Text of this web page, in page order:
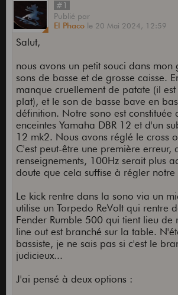
#1
Publié par
El Phaco le 20 Mai 2024, 12:59
Salut,
nous avons un petit souci dans mon
sons de basse et de grosse caisse.
manque cruellement de patate (il
plat), et le son de basse bave en
définition. Notre sono est constituée
enceintes Yamaha DBR 12 et d'un
12 mk2. Nous avons réglé le cross
C'est peut-être une première erreur,
renseignements, 100Hz serait plus
doute que cela suffise à régler notre
Le kick rentre dans la sono via un
utilise un Torpedo ReVolt qui rentre
Fender Rumble 500 qui tient lieu de
line out est branché sur la table.
bassiste, je ne sais pas si c'est le
judicieux...
J'ai pensé à deux options :